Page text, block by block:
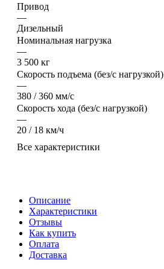
Привод
—
Дизельный
Номинальная нагрузка
—
3 500 кг
Скорость подъема (без/с нагрузкой)
—
380 / 360 мм/с
Скорость хода (без/с нагрузкой)
—
20 / 18 км/ч
Все характеристики
Описание
Характеристики
Отзывы
Как купить
Оплата
Доставка